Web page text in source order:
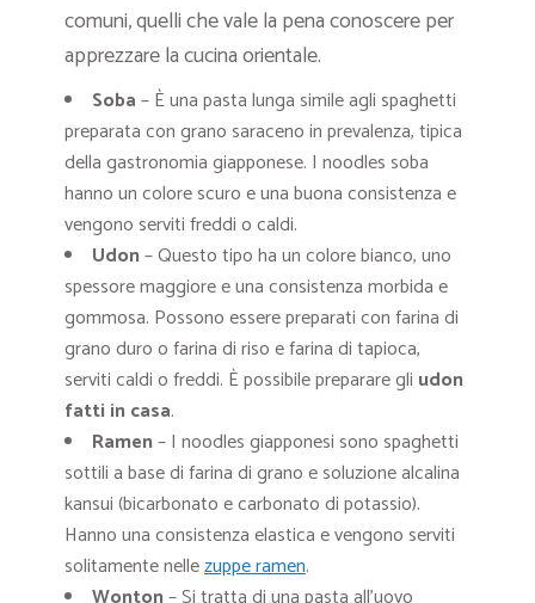
comuni, quelli che vale la pena conoscere per
apprezzare la cucina orientale.
Soba– È una pasta lunga simile agli spaghetti
preparata con grano saraceno in prevalenza, tipica
della gastronomia giapponese. I noodles soba
hanno un colore scuro e una buona consistenza e
vengono serviti freddi o caldi.
Udon– Questo tipo ha un colore bianco, uno
spessore maggiore e una consistenza morbida e
gommosa. Possono essere preparati con farina di
grano duro o farina di riso e farina di tapioca,
serviti caldi o freddi. È possibile preparare gli udon
fatti in casa.
Ramen– I noodles giapponesi sono spaghetti
sottili a base di farina di grano e soluzione alcalina
kansui (bicarbonato e carbonato di potassio).
Hanno una consistenza elastica e vengono serviti
solitamente nellezuppe ramen.